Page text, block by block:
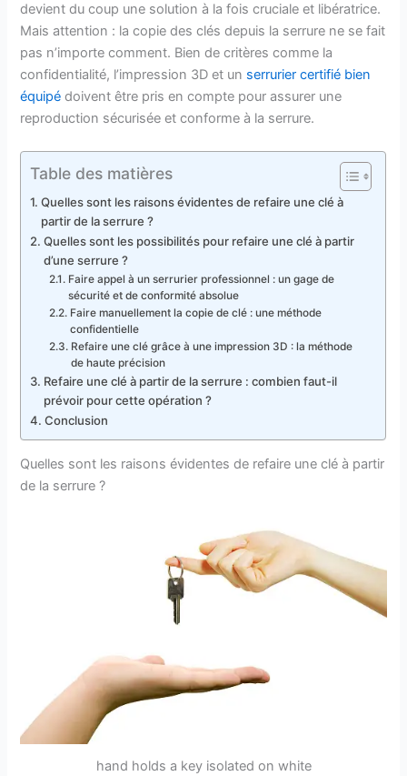
devient du coup une solution à la fois cruciale et libératrice.
Mais attention : la copie des clés depuis la serrure ne se fait
pas n’importe comment. Bien de critères comme la
confidentialité, l’impression 3D et un serrurier certifié bien
équipé doivent être pris en compte pour assurer une
reproduction sécurisée et conforme à la serrure.
Table des matières
Quelles sont les raisons évidentes de refaire une clé à
partir de la serrure ?
Quelles sont les possibilités pour refaire une clé à partir
d’une serrure ?
Faire appel à un serrurier professionnel : un gage de
sécurité et de conformité absolue
Faire manuellement la copie de clé : une méthode
confidentielle
Refaire une clé grâce à une impression 3D : la méthode
de haute précision
Refaire une clé à partir de la serrure : combien faut-il
prévoir pour cette opération ?
Conclusion
Quelles sont les raisons évidentes de refaire une clé à partir
de la serrure ?
hand holds a key isolated on white